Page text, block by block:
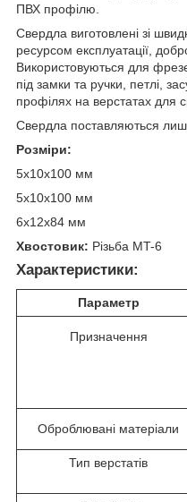
ПВХ профілю.
Свердла виготовлені зі
ресурсом експлуатації,
Використовуються для
під замки та ручки, петлі,
профілях на верстатах для
Свердла поставляються
Розміри:
5х10х100 мм
5х10х100 мм
6х12х84 мм
Хвостовик: Різьба MT-6
Характеристики:
Параметр
Призначення
Оброблювані матеріали
Тип верстатів